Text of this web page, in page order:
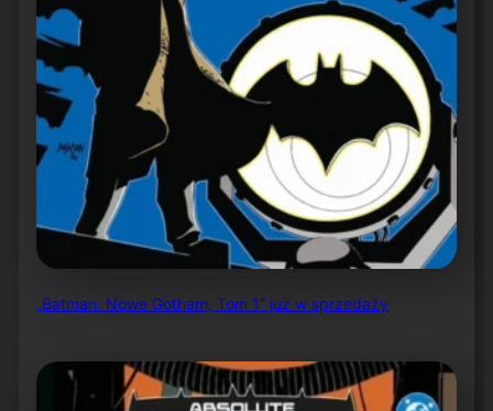
„Batman: Nowe Gotham, Tom 1” już w sprzedaży